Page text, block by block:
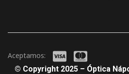
© Copyright 2025 – Óptica
Aceptamos: